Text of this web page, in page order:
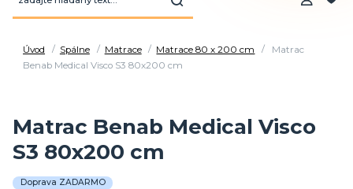
Úvod Spálne Matrace Matrace 80 x 200 cm
Matrac
Benab Medical Visco S3 80x200 cm
Matrac Benab Medical Visco
S3 80x200 cm
Doprava ZADARMO